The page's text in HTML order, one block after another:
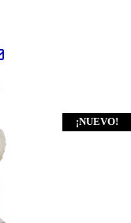
¡NUEVO!